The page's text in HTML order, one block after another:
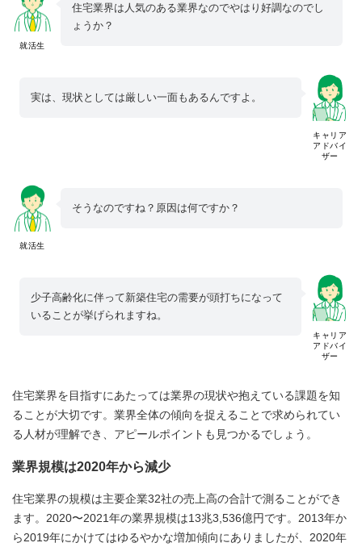
就活生
住宅業界は人気のある業界なのでやはり好調なのでし
ょうか？
キャリア
アドバイ
ザー
実は、現状としては厳しい一面もあるんですよ。
就活生
そうなのですね？原因は何ですか？
キャリア
アドバイ
ザー
少子高齢化に伴って新築住宅の需要が頭打ちになって
いることが挙げられますね。
住宅業界を目指すにあたっては業界の現状や抱えている課題を知
ることが大切です。業界全体の傾向を捉えることで求められてい
る人材が理解でき、アピールポイントも見つかるでしょう。
業界規模は2020年から減少
住宅業界の規模は主要企業32社の売上高の合計で測ることができ
ます。2020〜2021年の業界規模は13兆3,536億円です。2013年か
ら2019年にかけてはゆるやかな増加傾向にありましたが、2020年